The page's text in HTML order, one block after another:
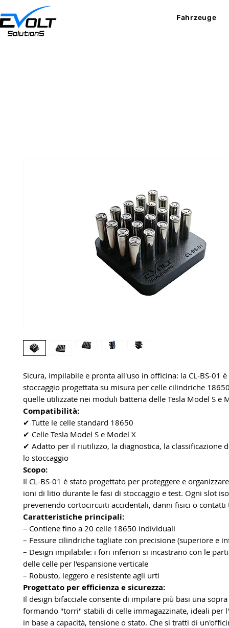
Fahrzeuge
Sicura, impilabile e pronta all'uso in officina: la CL-BS-01
stoccaggio progettata su misura per celle cilindriche
quelle utilizzate nei moduli batteria delle Tesla Model S e
Compatibilità:
✔ Tutte le celle standard 18650
✔ Celle Tesla Model S e Model X
✔ Adatto per il riutilizzo, la diagnostica, la classificazione
lo stoccaggio
Scopo:
Il CL-BS-01 è stato progettato per proteggere e
ioni di litio durante le fasi di stoccaggio e test. Ogni slot
prevenendo cortocircuiti accidentali, danni fisici o
Caratteristiche principali:
– Contiene fino a 20 celle 18650 individuali
– Fessure cilindriche tagliate con precisione (superiore e
– Design impilabile: i fori inferiori si incastrano con le
delle celle per l'espansione verticale
– Robusto, leggero e resistente agli urti
Progettato per efficienza e sicurezza:
Il design bifacciale consente di impilare più basi una
formando "torri" stabili di celle immagazzinate, ideali per
in base a capacità, tensione o stato. Che si tratti di